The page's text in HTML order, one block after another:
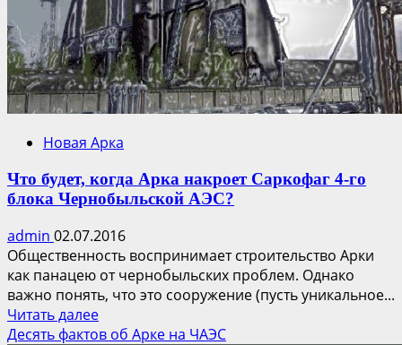
блока
ЧАЭС
Новая Арка
Что будет, когда Арка накроет Саркофаг 4-го
блока Чернобыльской АЭС?
admin 02.07.2016
Общественность воспринимает строительство Арки
как панацею от чернобыльских проблем. Однако
важно понять, что это сооружение (пусть уникальное...
Читать далееПрочитать
больше
Десять фактов об Арке на ЧАЭС